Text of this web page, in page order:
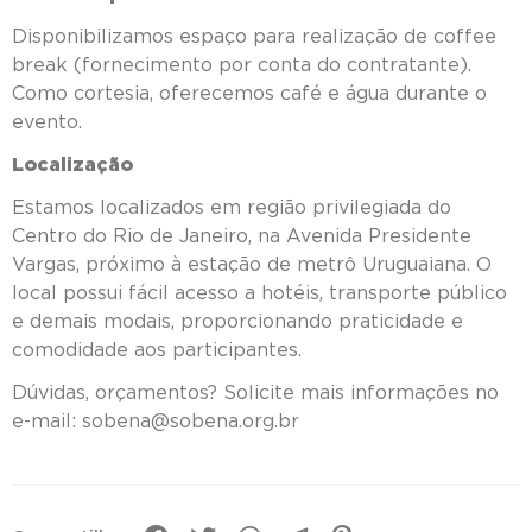
Disponibilizamos espaço para realização de coffee
break (fornecimento por conta do contratante).
Como cortesia, oferecemos café e água durante o
evento.
Localização
Estamos localizados em região privilegiada do
Centro do Rio de Janeiro, na Avenida Presidente
Vargas, próximo à estação de metrô Uruguaiana. O
local possui fácil acesso a hotéis, transporte público
e demais modais, proporcionando praticidade e
comodidade aos participantes.
Dúvidas, orçamentos? Solicite mais informações no
e-mail: sobena@sobena.org.br